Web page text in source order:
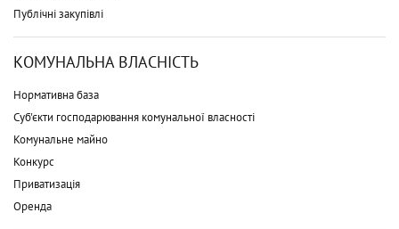
Публічні закупівлі
КОМУНАЛЬНА ВЛАСНІСТЬ
Нормативна база
Суб'єкти господарювання комунальної власності
Комунальне майно
Конкурс
Приватизація
Оренда